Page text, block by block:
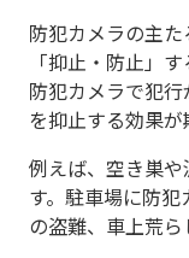
防犯カメラの主
「抑止・防止」
防犯カメラで犯
を抑止する効果が
例えば、空き巣
す。駐車場に防
の盗難、車上荒ら